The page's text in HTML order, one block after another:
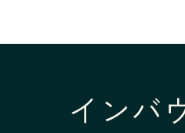
インバ